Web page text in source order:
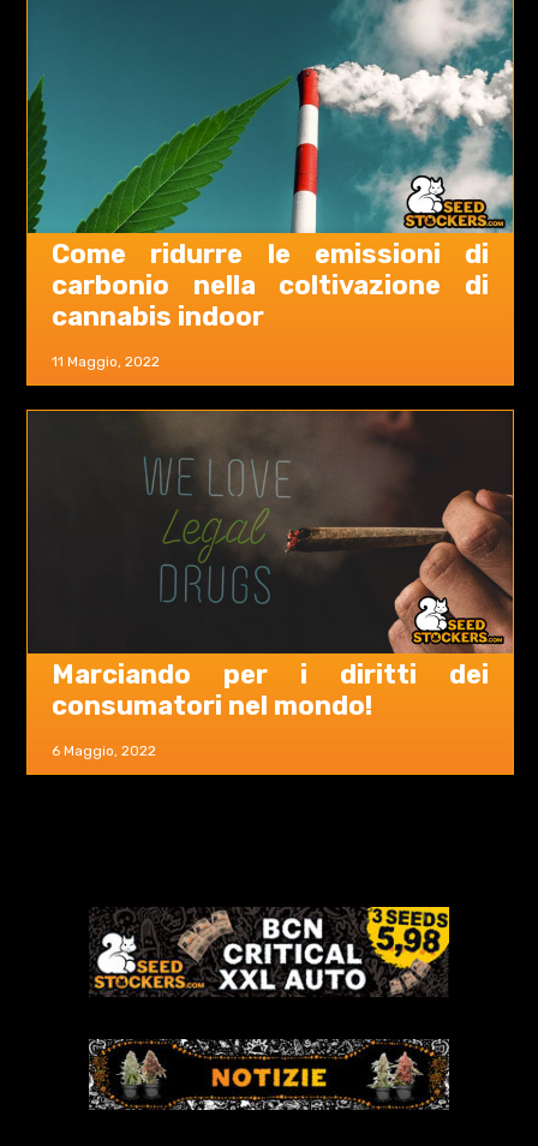
11 Maggio, 2022
Come ridurre le emissioni di
carbonio nella coltivazione di
cannabis indoor
6 Maggio, 2022
Marciando per i diritti dei
consumatori nel mondo!